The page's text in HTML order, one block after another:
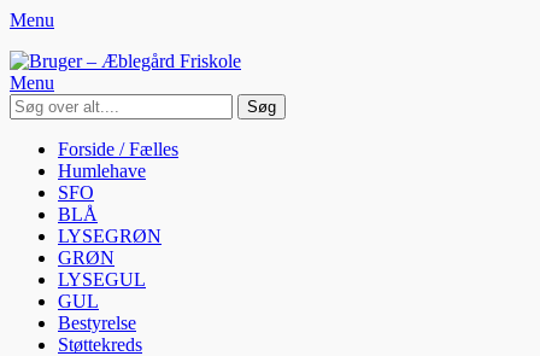
Menu
Bruger - Æblegård Friskole
SIDEN FOR FORÆLDRE, ELEVER OG PERSONALE
Menu
Søg
efter:
Primær
Menu
Spring
indhold
Forside / Fælles
Humlehave
SFO
BLÅ
LYSEGRØN
GRØN
LYSEGUL
GUL
Bestyrelse
Støttekreds